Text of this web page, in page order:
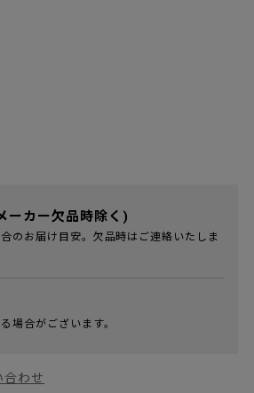
ーカー欠品時除く)
のお届け目安。欠品時はご連絡いたしま
場合がございます。
合わせ